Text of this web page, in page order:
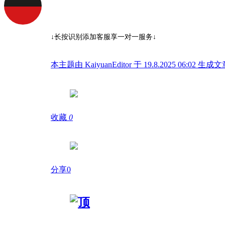
↓长按识别添加客服享一对一服务↓
本主题由 KaiyuanEditor 于 19.8.2025 06:02 生成文
收藏 0
分享0